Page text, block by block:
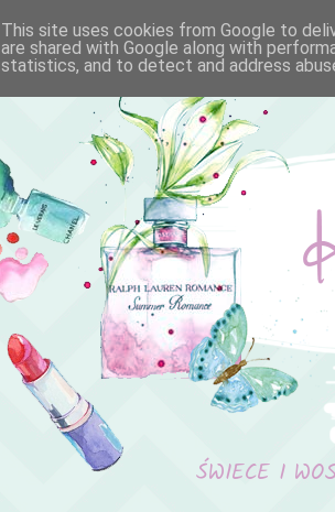
ŚWIECE I
This site uses cookies from Google to
are shared with Google along with
statistics, and to detect and address